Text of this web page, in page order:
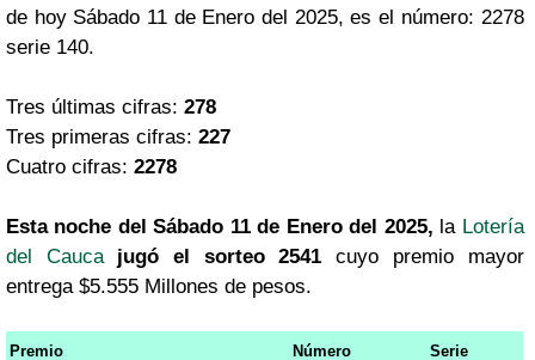
de hoy Sábado 11 de Enero del 2025, es el número: 2278
serie 140.
Tres últimas cifras: 278
Tres primeras cifras: 227
Cuatro cifras: 2278
Esta noche del Sábado 11 de Enero del 2025, la Lotería
del Cauca
jugó el sorteo 2541 cuyo premio mayor
entrega $5.555 Millones de pesos.
Premio Número Serie